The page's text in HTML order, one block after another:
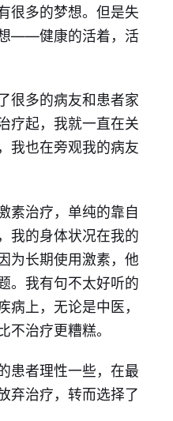
很多的梦想。但是失
——健康的活着，活
很多的病友和患者家
疗起，我就一直在关
我也在旁观我的病友
素治疗，单纯的靠自
我的身体状况在我的
为长期使用激素，他
。我有句不太好听的
病上，无论是中医，
不治疗更糟糕。
患者理性一些，在最
弃治疗，转而选择了